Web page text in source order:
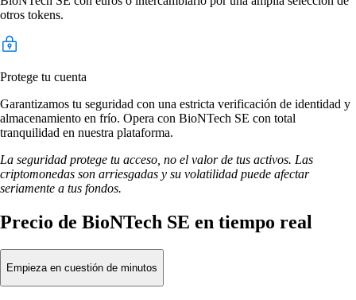
otros tokens.
Protege tu cuenta
Garantizamos tu seguridad con una estricta verificación de identidad y
almacenamiento en frío. Opera con BioNTech SE con total
tranquilidad en nuestra plataforma.
La seguridad protege tu acceso, no el valor de tus activos. Las
criptomonedas son arriesgadas y su volatilidad puede afectar
seriamente a tus fondos.
Precio de BioNTech SE en tiempo real
Empieza en cuestión de minutos